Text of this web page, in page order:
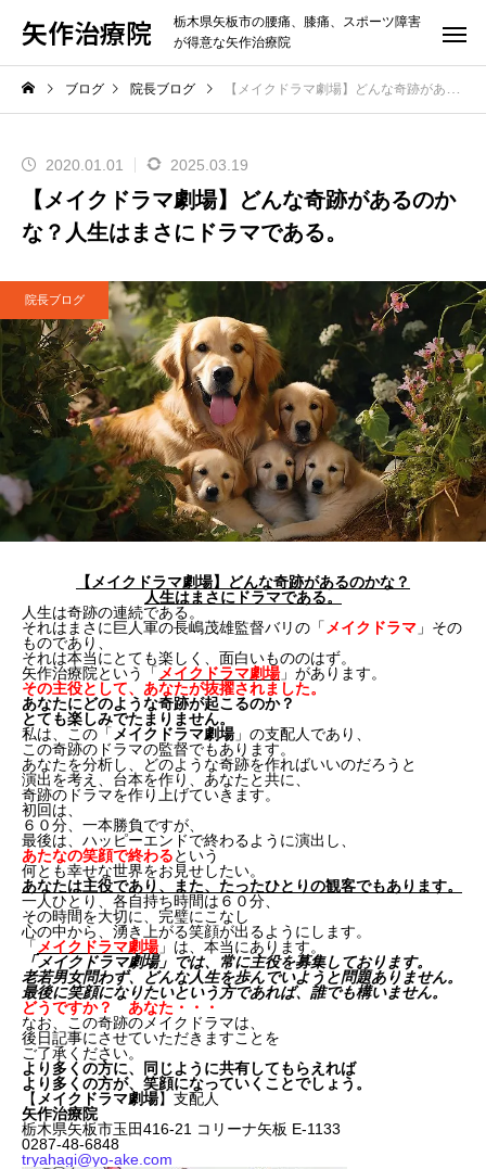
矢作治療院
栃木県矢板市の腰痛、膝痛、スポーツ障害
が得意な矢作治療院
ブログ 院長ブログ 【メイクドラマ劇場】どんな奇跡があるのかな？人生はまさにドラマである。
2020.01.01 2025.03.19
【メイクドラマ劇場】どんな奇跡があるのか
な？人生はまさにドラマである。
院長ブログ
【メイクドラマ劇場】どんな奇跡があるのかな？
人生はまさにドラマである。
人生は奇跡の連続である。
それはまさに巨人軍の長嶋茂雄監督バリの「 メイクドラマ 」その
ものであり、
それは本当にとても楽しく、面白いもののはず。
矢作治療院という「 メイクドラマ劇場」があります。
その主役として、あなたが抜擢されました。
あなたにどのような奇跡が起こるのか？
とても楽しみでたまりません。
私は、この「 メイクドラマ劇場」の支配人であり、
この奇跡のドラマの監督でもあります。
あなたを分析し、どのような奇跡を作ればいいのだろうと
演出を考え、台本を作り、あなたと共に、
奇跡のドラマを作り上げていきます。
初回は、
６０分、一本勝負ですが、
最後は、ハッピーエンドで終わるように演出し、
あたなの笑顔で終わるという
何とも幸せな世界をお見せしたい。
あなたは主役であり、また、たったひとりの観客でもあります。
一人ひとり、各自持ち時間は６０分、
その時間を大切に、完璧にこなし
心の中から、湧き上がる笑顔が出るようにします。
「 メイクドラマ劇場」は、本当にあります。
「メイクドラマ劇場」では、常に主役を募集しております。
老若男女問わず、どんな人生を歩んでいようと問題ありません。
最後に笑顔になりたいという方であれば、誰でも構いません。
どうですか？ あなた・・・
なお、この奇跡のメイクドラマは、
後日記事にさせていただきますことを
ご了承ください。
より多くの方に、同じように共有してもらえれば
より多くの方が、笑顔になっていくことでしょう。
【 メイクドラマ劇場】支配人
矢作治療院
栃木県矢板市玉田416-21 コリーナ矢板 E-1133
0287-48-6848
tryahagi@yo-ake.com